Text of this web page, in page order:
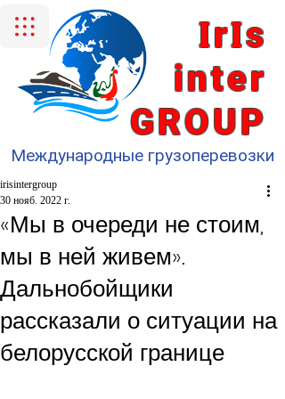
IrIs
inter
GROUP
Международные грузоперевозки
«Мы в очереди не стоим,
мы в ней живем».
Дальнобойщики
рассказали о ситуации на
белорусской границе
irisintergroup
30 нояб. 2022 г.